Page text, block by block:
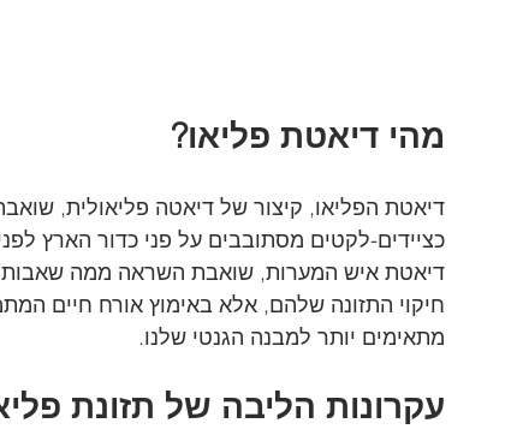
מהי דיאטת פליאו?
דיאטת הפליאו, קיצור של דיאטה פליאולית,
כציידים-לקטים מסתובבים על פני כדור הארץ
דיאטת איש המערות, שואבת השראה ממה
חיקוי התזונה שלהם, אלא באימוץ אורח חיים
מתאימים יותר למבנה הגנטי שלנו.
עקרונות הליבה של תזונת